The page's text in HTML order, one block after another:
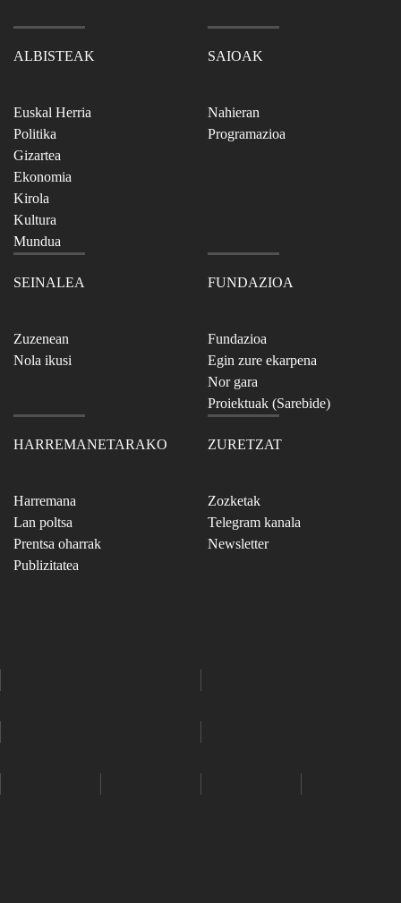
ALBISTEAK
Euskal Herria
Politika
Gizartea
Ekonomia
Kirola
Kultura
Mundua
SAIOAK
Nahieran
Programazioa
SEINALEA
Zuzenean
Nola ikusi
FUNDAZIOA
Fundazioa
Egin zure ekarpena
Nor gara
Proiektuak (Sarebide)
HARREMANETARAKO
Harremana
Lan poltsa
Prentsa oharrak
Publizitatea
ZURETZAT
Zozketak
Telegram kanala
Newsletter